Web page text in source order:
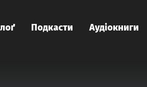
Подкасти Аудіокниги